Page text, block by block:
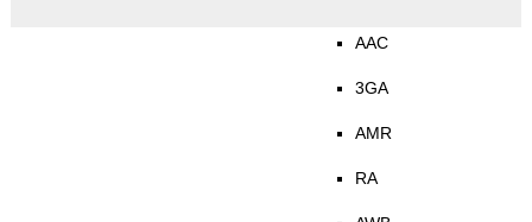
AAC
3GA
AMR
RA